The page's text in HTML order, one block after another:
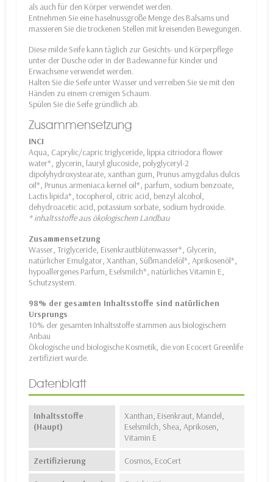
als auch für den Körper verwendet werden.
Entnehmen Sie eine haselnussgroße Menge des Balsams und
massieren Sie die trockenen Stellen mit kreisenden Bewegungen.
Diese milde Seife kann täglich zur Gesichts- und Körperpflege
unter der Dusche oder in der Badewanne für Kinder und
Erwachsene verwendet werden.
Halten Sie die Seife unter Wasser und verreiben Sie sie mit den
Händen zu einem cremigen Schaum.
Spülen Sie die Seife gründlich ab.
Zusammensetzung
INCI
Aqua, Caprylic/capric triglyceride, lippia citriodora flower
water*, glycerin, lauryl glucoside, polyglyceryl-2
dipolyhydroxystearate, xanthan gum, Prunus amygdalus dulcis
oil*, Prunus armeniaca kernel oil*, parfum, sodium benzoate,
Lactis lipida*, tocopherol, citric acid, benzyl alcohol,
dehydroacetic acid, potassium sorbate, sodium hydroxide.
* inhaltsstoffe aus ökologischem Landbau
Zusammensetzung
Wasser, Triglyceride, Eisenkrautblütenwasser*, Glycerin,
natürlicher Emulgator, Xanthan, Süßmandelöl*, Aprikosenöl*,
hypoallergenes Parfum, Eselsmilch*, natürliches Vitamin E,
Schutzsystem.
98% der gesamten Inhaltsstoffe sind natürlichen
Ursprungs
10% der gesamten Inhaltsstoffe stammen aus biologischem
Anbau
Ökologische und biologische Kosmetik, die von Ecocert Greenlife
zertifiziert wurde.
Datenblatt
Inhaltsstoffe
(Haupt)
Xanthan, Eisenkraut, Mandel,
Eselsmilch, Shea, Aprikosen,
Vitamin E
Zertifizierung Cosmos, EcoCert